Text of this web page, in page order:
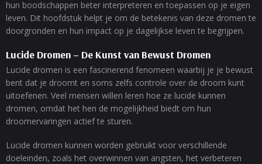
hun boodschappen beter interpreteren en toepassen op je eigen
leven. Dit hoofdstuk helpt je om de betekenis van deze dromen te
doorgronden en hun impact op je dagelijkse leven te begrijpen.
Lucide Dromen – De Kunst van Bewust Dromen
Lucide dromen is een fascinerend fenomeen waarbij je je bewust
bent dat je droomt en soms zelfs controle over de droom kunt
uitoefenen. Veel mensen willen leren hoe ze lucide kunnen
dromen, omdat het hen de mogelijkheid biedt om hun
droomervaringen actief te sturen.
Lucide dromen kunnen worden gebruikt voor verschillende
doeleinden, zoals het overwinnen van angsten, het verbeteren